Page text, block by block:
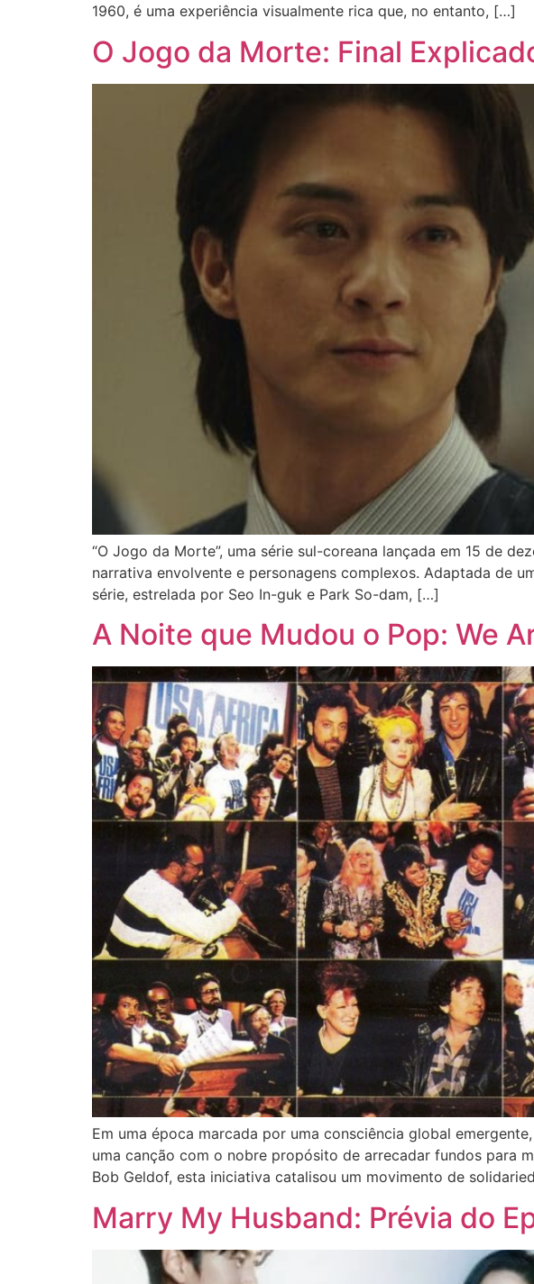
1960, é uma experiência visualmente rica que, no entanto, […]
O Jogo da Morte: Final
“O Jogo da Morte”, uma série sul-coreana lançada em 15 de
narrativa envolvente e personagens complexos. Adaptada de
série, estrelada por Seo In-guk e Park So-dam, […]
A Noite que Mudou o Pop: We
Em uma época marcada por uma consciência global
uma canção com o nobre propósito de arrecadar fundos para
Bob Geldof, esta iniciativa catalisou um movimento de
Marry My Husband: Prévia do